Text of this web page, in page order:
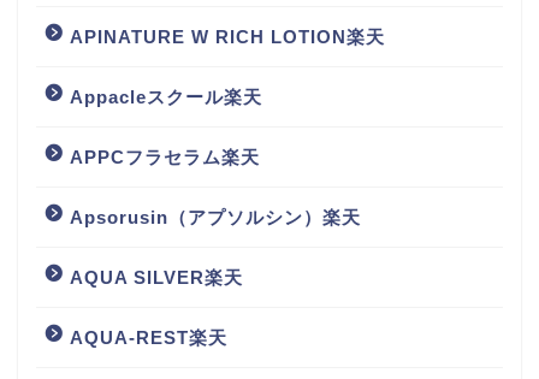
APINATURE W RICH LOTION楽天
Appacleスクール楽天
APPCフラセラム楽天
Apsorusin（アプソルシン）楽天
AQUA SILVER楽天
AQUA-REST楽天